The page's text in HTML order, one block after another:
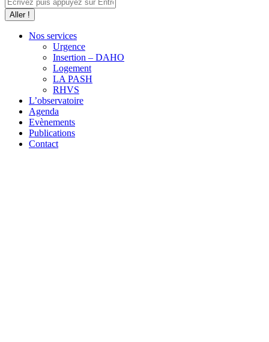
Nos services
Urgence
Insertion – DAHO
Logement
LA PASH
RHVS
L’observatoire
Agenda
Evènements
Publications
Contact